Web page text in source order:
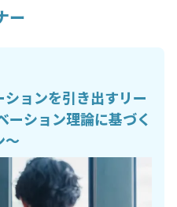
ー
ョンを引き出すリー
ーション理論に基づく
～